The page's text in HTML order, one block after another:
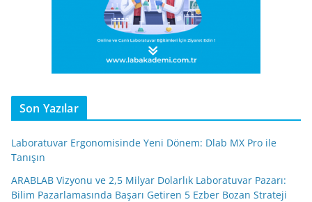
Son Yazılar
Laboratuvar Ergonomisinde Yeni Dönem: Dlab MX Pro ile
Tanışın
ARABLAB Vizyonu ve 2,5 Milyar Dolarlık Laboratuvar Pazarı:
Bilim Pazarlamasında Başarı Getiren 5 Ezber Bozan Strateji